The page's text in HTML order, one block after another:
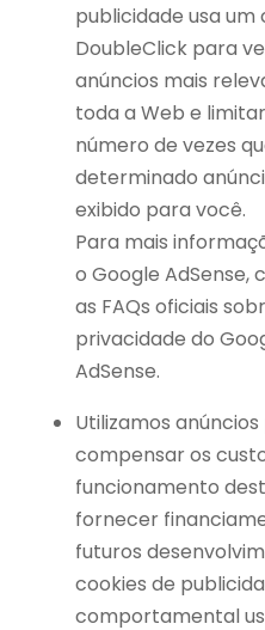
publicidade usa um
DoubleClick para
anúncios mais
toda a Web e
número de vezes
determinado
exibido para você.
Para mais
o Google AdSense,
as FAQs oficiais
privacidade do
AdSense.
Utilizamos
compensar os
funcionamento
fornecer
futuros
cookies de
comportamental